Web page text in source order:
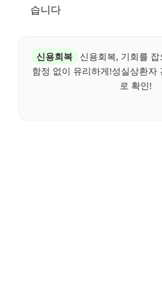
습니다
신용회복
신용회복, 기회를
함정 없이 유리하게!성실상환자
로 확인!